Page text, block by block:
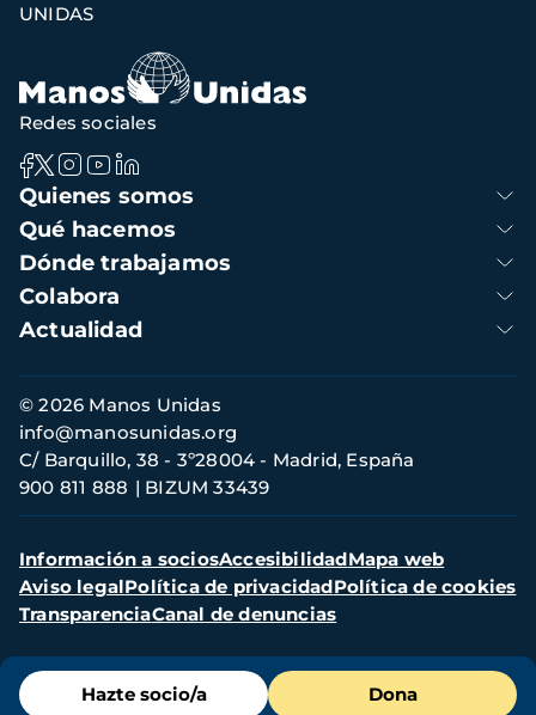
UNIDAS
Menú
de
Hazte socio/a Dona
Navegación
principal
Quienes somos
Qué hacemos
Dónde trabajamos
Colabora
Actualidad
Redes sociales
Información
de
contacto
© 2026 Manos Unidas
C/ Barquillo, 38 - 3º28004 - Madrid, España
900 811 888
BIZUM 33439
info@manosunidas.org
Menú
secundario
Información a sociosAccesibilidadMapa web
Aviso legalPolítica de privacidadPolítica de cookies
TransparenciaCanal de denuncias